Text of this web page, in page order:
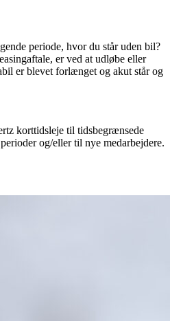
periode, hvor du står uden bil?
er ved at udløbe eller
er blevet forlænget og akut står og
korttidsleje til tidsbegrænsede
og/eller til nye medarbejdere.